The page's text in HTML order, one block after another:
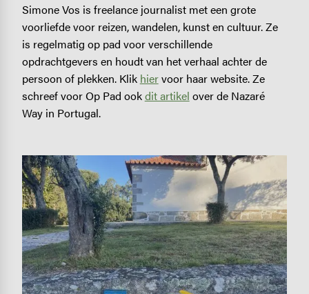
Simone Vos is freelance journalist met een grote
voorliefde voor reizen, wandelen, kunst en cultuur. Ze
is regelmatig op pad voor verschillende
opdrachtgevers en houdt van het verhaal achter de
persoon of plekken. Klik hiervoor haar website. Ze
schreef voor Op Pad ookdit artikel over de Nazaré
Way in Portugal.
Image